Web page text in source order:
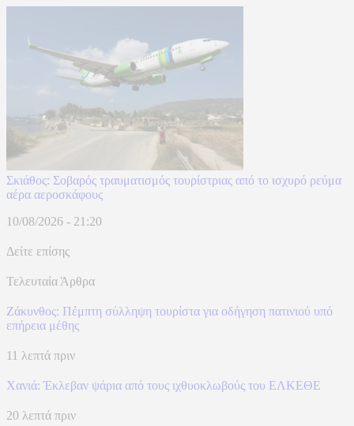
Σκιάθος: Σοβαρός τραυματισμός τουρίστριας από το ισχυρό ρεύμα
αέρα αεροσκάφους
10/08/2026 - 21:20
Δείτε επίσης
Τελευταία Άρθρα
Ζάκυνθος: Πέμπτη σύλληψη τουρίστα για οδήγηση πατινιού υπό
επήρεια μέθης
11 λεπτά πριν
Χανιά: Έκλεβαν ψάρια από τους ιχθυοκλωβούς του ΕΛΚΕΘΕ
20 λεπτά πριν